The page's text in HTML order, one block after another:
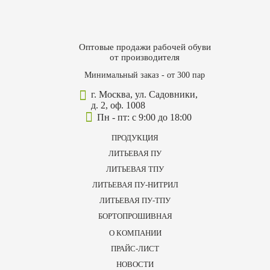
Оптовые продажи рабочей обуви
от производителя
Минимальный заказ - от 300 пар
г. Москва, ул. Садовники,
д. 2, оф. 1008
Пн - пт: с 9:00 до 18:00
ПРОДУКЦИЯ
ЛИТЬЕВАЯ ПУ
ЛИТЬЕВАЯ ТПУ
ЛИТЬЕВАЯ ПУ-НИТРИЛ
ЛИТЬЕВАЯ ПУ-ТПУ
БОРТОПРОШИВНАЯ
О КОМПАНИИ
ПРАЙС-ЛИСТ
НОВОСТИ